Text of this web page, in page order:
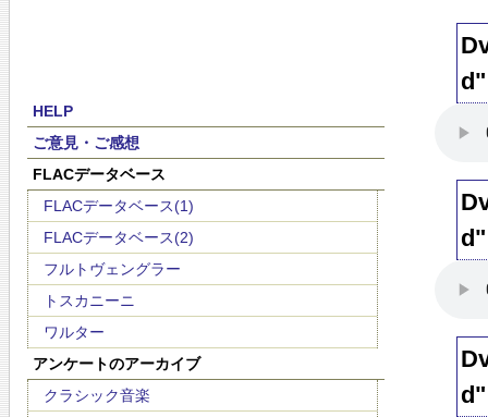
HELP
ご意見・ご感想
FLACデータベース
FLACデータベース(1)
FLACデータベース(2)
フルトヴェングラー
トスカニーニ
ワルター
アンケートのアーカイブ
クラシック音楽